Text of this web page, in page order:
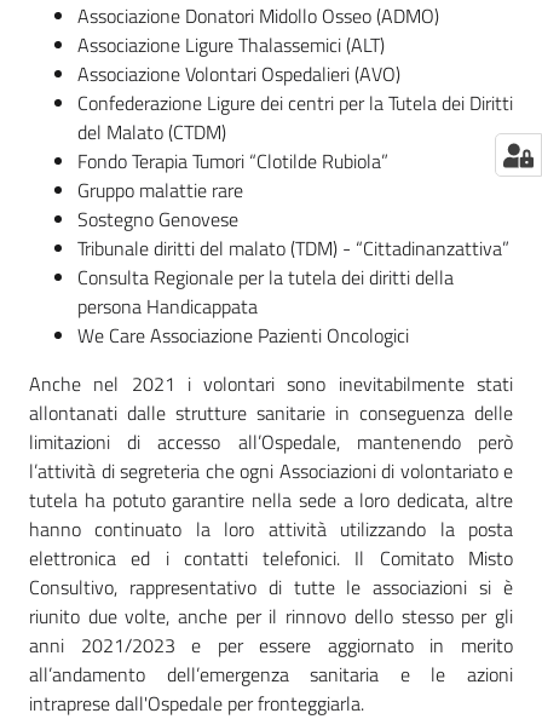
Associazione Donatori Midollo Osseo (ADMO)
Associazione Ligure Thalassemici (ALT)
Associazione Volontari Ospedalieri (AVO)
Confederazione Ligure dei centri per la Tutela dei Diritti
del Malato (CTDM)
Fondo Terapia Tumori “Clotilde Rubiola”
Gruppo malattie rare
Sostegno Genovese
Tribunale diritti del malato (TDM) - “Cittadinanzattiva”
Consulta Regionale per la tutela dei diritti della
persona Handicappata
We Care Associazione Pazienti Oncologici
Anche nel 2021 i volontari sono inevitabilmente stati
allontanati dalle strutture sanitarie in conseguenza delle
limitazioni di accesso all’Ospedale, mantenendo però
l’attività di segreteria che ogni Associazioni di volontariato e
tutela ha potuto garantire nella sede a loro dedicata, altre
hanno continuato la loro attività utilizzando la posta
elettronica ed i contatti telefonici. Il Comitato Misto
Consultivo, rappresentativo di tutte le associazioni si è
riunito due volte, anche per il rinnovo dello stesso per gli
anni 2021/2023 e per essere aggiornato in merito
all’andamento dell’emergenza sanitaria e le azioni
intraprese dall'Ospedale per fronteggiarla.